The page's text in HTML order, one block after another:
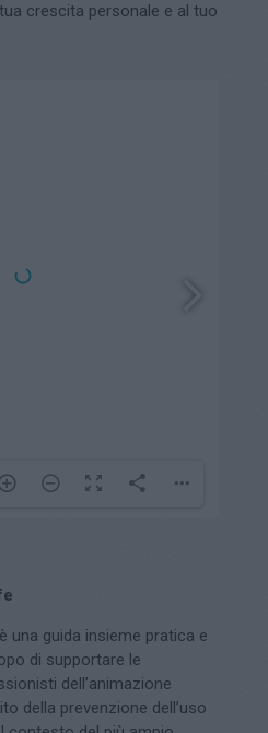
crescita personale e al tuo
una guida insieme pratica e
di supportare le
dell’animazione
della prevenzione dell’uso